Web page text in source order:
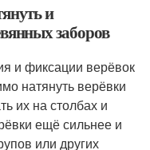
и
заборов
и фиксации верёвок
натянуть верёвки
их на столбах и
ещё сильнее и
или других